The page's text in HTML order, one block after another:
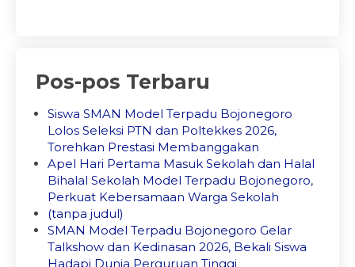
Pos-pos Terbaru
Siswa SMAN Model Terpadu Bojonegoro
Lolos Seleksi PTN dan Poltekkes 2026,
Torehkan Prestasi Membanggakan
Apel Hari Pertama Masuk Sekolah dan Halal
Bihalal Sekolah Model Terpadu Bojonegoro,
Perkuat Kebersamaan Warga Sekolah
(tanpa judul)
SMAN Model Terpadu Bojonegoro Gelar
Talkshow dan Kedinasan 2026, Bekali Siswa
Hadapi Dunia Perguruan Tinggi